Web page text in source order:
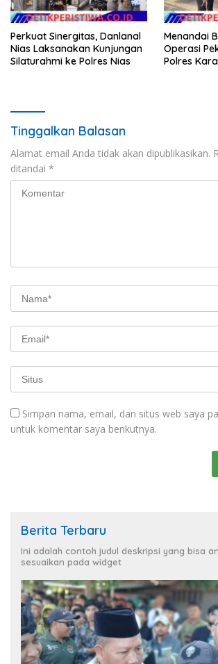
Perkuat Sinergitas, Danlanal
Nias Laksanakan Kunjungan
Silaturahmi ke Polres Nias
Menandai
Operasi
Polres
Tinggalkan Balasan
Alamat email Anda tidak akan dipublikasikan.
ditandai *
Simpan nama, email, dan situs web saya
untuk komentar saya berikutnya.
Berita Terbaru
Ini adalah contoh judul deskripsi yang bisa
sesuaikan pada widget